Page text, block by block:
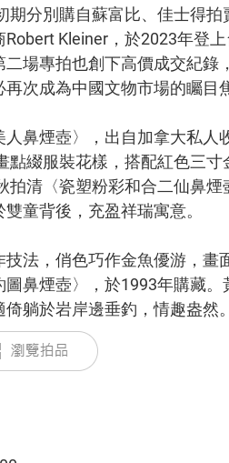
期分別購自蘇富比、佳士得
Kleiner，於2023年登
場專拍也創下高價成交紀錄
次成為中國文物市場的矚目
鼻煙壺〉，出自加拿大私人
綴服裝花樣，搭配紅色三寸
清〈瓷塑粉彩和合二仙鼻煙
童背後，充盈祥瑞寓意。
法，俏色巧作金魚優游，畫
鼻煙壺〉，於1993年購藏。
躺於岩岸邊垂釣，情趣盎然。